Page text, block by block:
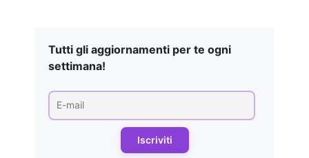
Tutti gli aggiornamenti per te ogni
settimana!